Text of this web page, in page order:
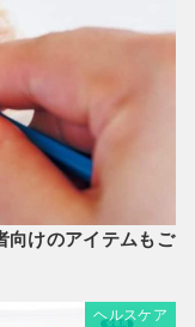
向けのアイテムもご
ヘルスケア